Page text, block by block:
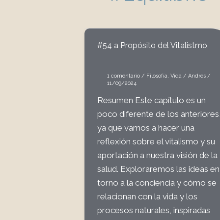
#54 a Propósito del Vitalistmo
1 comentario / Filosofía, Vida / Andres /
11/09/2024
Resumen Este capítulo es un
poco diferente de los
ya que vamos a hacer una
reflexión sobre el vitalismo y su
aportación a nuestra visión de la
salud. Exploraremos las ideas en
torno a la conciencia y cómo se
relacionan con la vida y los
procesos naturales, inspiradas